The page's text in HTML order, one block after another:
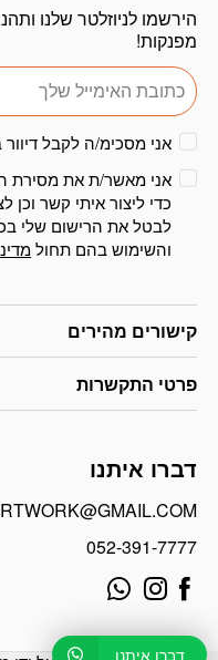
קישורים מהירים
פרטי התקשרות
דברו איתנו
052-391-7777
הירשמו לניוזלטר שלנו
מפנקות!
אני מסכימ/ה לקבל דיוור
אני מאשר/ת את מסירת
כדי ליצור איתי קשר
לבטל את הרישום שלי
והשימוש בהם תחול
דברו איתנו